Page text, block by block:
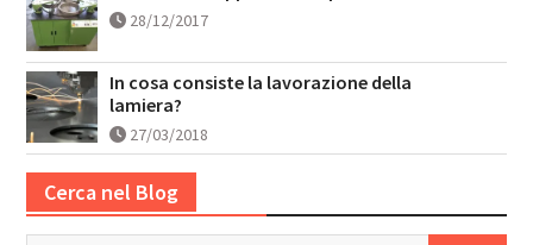
28/12/2017
In cosa consiste la lavorazione della
lamiera?
27/03/2018
Cerca nel Blog